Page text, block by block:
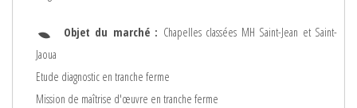
Objet du marché : Chapelles classées MH Saint-Jean et Saint-
Jaoua
Etude diagnostic en tranche ferme
Mission de maîtrise d'œuvre en tranche ferme